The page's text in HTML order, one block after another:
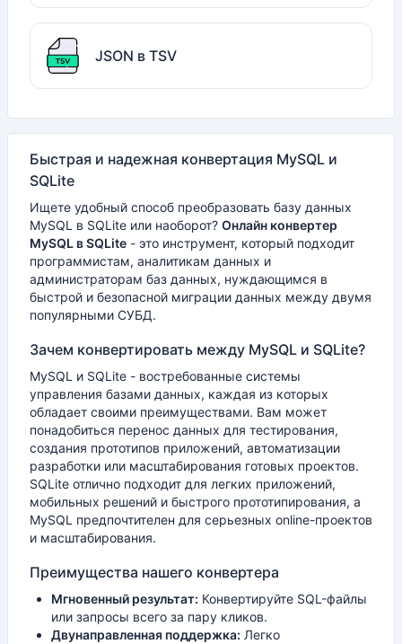
JSON в TSV
Быстрая и надежная конвертация MySQL и
SQLite
Ищете удобный способ преобразовать базу данных
MySQL в SQLite или наоборот? Онлайн конвертер
MySQL в SQLite - это инструмент, который подходит
программистам, аналитикам данных и
администраторам баз данных, нуждающимся в
быстрой и безопасной миграции данных между двумя
популярными СУБД.
Зачем конвертировать между MySQL и SQLite?
MySQL и SQLite - востребованные системы
управления базами данных, каждая из которых
обладает своими преимуществами. Вам может
понадобиться перенос данных для тестирования,
создания прототипов приложений, автоматизации
разработки или масштабирования готовых проектов.
SQLite отлично подходит для легких приложений,
мобильных решений и быстрого прототипирования, а
MySQL предпочтителен для серьезных online-проектов
и масштабирования.
Преимущества нашего конвертера
Мгновенный результат: Конвертируйте SQL-файлы
или запросы всего за пару кликов.
Двунаправленная поддержка: Легко